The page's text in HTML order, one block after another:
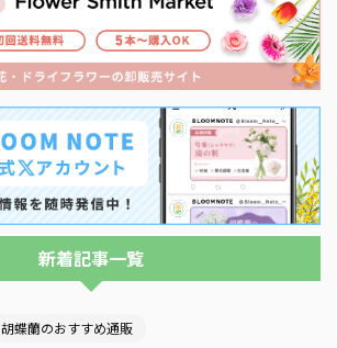
新着記事一覧
胡蝶蘭のおすすめ通販